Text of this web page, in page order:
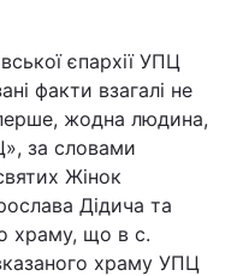
єпархії УПЦ
факти взагалі не
жодна людина,
за словами
Жінок
Дідича та
храму, що в с.
храму УПЦ